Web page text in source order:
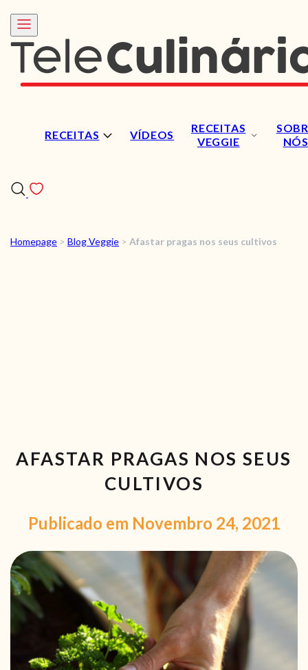
RECEITAS VÍDEOS
RECEITAS
VEGGIE
NÓS
RECEITAS
Homepage > Blog Veggie > Afastar pragas nos seus cultivos
AFASTAR PRAGAS NOS SEUS
CULTIVOS
Publicado em Novembro 24, 2021